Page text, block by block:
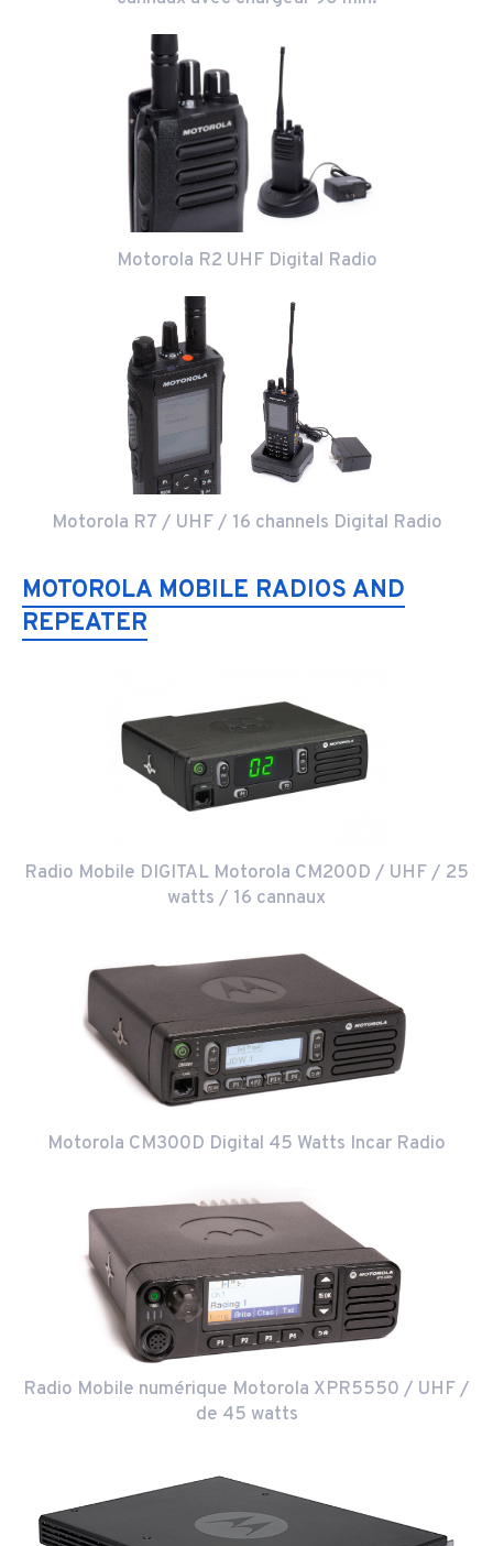
Motorola R2 UHF Digital Radio
Motorola R7 / UHF / 16 channels Digital Radio
MOTOROLA MOBILE RADIOS AND
REPEATER
Radio Mobile DIGITAL Motorola CM200D / UHF / 25
watts / 16 cannaux
Motorola CM300D Digital 45 Watts Incar Radio
Radio Mobile numérique Motorola XPR5550 / UHF /
de 45 watts